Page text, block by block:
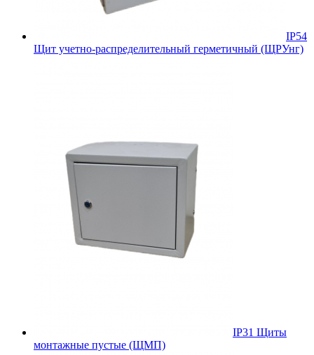
IP54
Щит учетно-распределительный герметичный (ЩРУнг)
IP31 Щиты
монтажные пустые (ЩМП)